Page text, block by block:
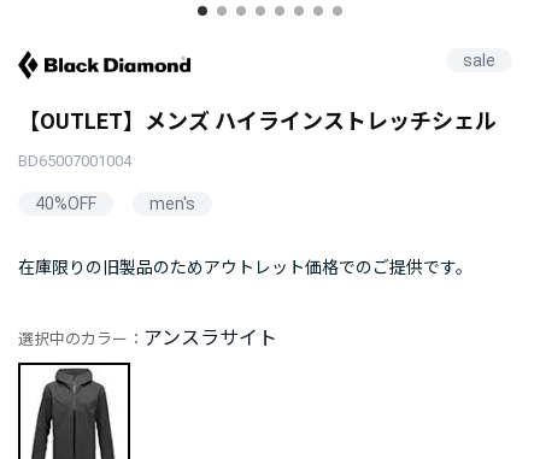
sale
【OUTLET】メンズ ハイラインストレッチシェル
BD65007001004
40%OFF men's
在庫限りの旧製品のためアウトレット価格でのご提供です。
選択中のカラー： アンスラサイト